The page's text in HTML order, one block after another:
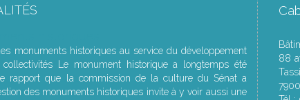
monuments historiques au service du développement
Le monument historique a longtemps été
rapport que la commission de la culture du Sénat a
des monuments historiques invite à y voir aussi une
88